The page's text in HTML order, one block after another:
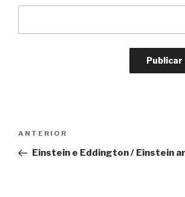
Post
Anterior
ANTERIOR
Einstein e Eddington / Einstein